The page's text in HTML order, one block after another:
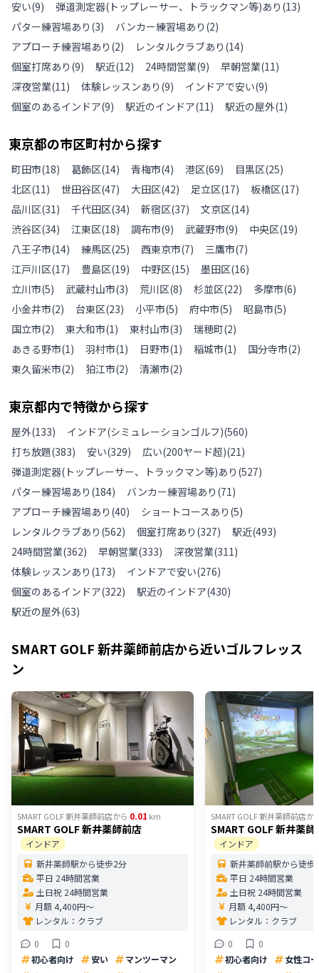
安い(9) 弾道測定器(トップレーサー、トラックマン等)あり (13)
パター練習場あり (3) バンカー練習場あり (2)
アプローチ練習場あり (2) レンタルクラブあり (14)
個室打席あり (9) 駅近(12) 24時間営業(9) 早朝営業(11)
深夜営業(11) 体験レッスンあり (9) インドアで安い(9)
個室のあるインドア(9) 駅近のインドア(11) 駅近の屋外(1)
東京都の市区町村から探す
町田市(18) 葛飾区(14) 青梅市(4) 港区(69) 目黒区(25)
北区(11) 世田谷区(47) 大田区(42) 足立区(17) 板橋区(17)
品川区(31) 千代田区(34) 新宿区(37) 文京区(14)
渋谷区(34) 江東区(18) 調布市(9) 武蔵野市(9) 中央区(19)
八王子市(14) 練馬区(25) 西東京市(7) 三鷹市(7)
江戸川区(17) 豊島区(19) 中野区(15) 墨田区(16)
立川市(5) 武蔵村山市(3) 荒川区(8) 杉並区(22) 多摩市(6)
小金井市(2) 台東区(23) 小平市(5) 府中市(5) 昭島市(5)
国立市(2) 東大和市(1) 東村山市(3) 瑞穂町(2)
あきる野市(1) 羽村市(1) 日野市(1) 稲城市(1) 国分寺市(2)
東久留米市(2) 狛江市(2) 清瀬市(2)
東京都内で特徴から探す
屋外(133) インドア(シミュレーションゴルフ)(560)
打ち放題(383) 安い(329) 広い(200ヤード超)(21)
弾道測定器(トップレーサー、トラックマン等)あり (527)
パター練習場あり (184) バンカー練習場あり (71)
アプローチ練習場あり (40) ショートコースあり (5)
レンタルクラブあり (562) 個室打席あり (327) 駅近(493)
24時間営業(362) 早朝営業(333) 深夜営業(311)
体験レッスンあり (173) インドアで安い(276)
個室のあるインドア(322) 駅近のインドア(430)
駅近の屋外(63)
SMART GOLF 新井薬師前店から近いゴルフレッス
ン
SMART GOLF 新井薬師前店から 0.01 km
SMART GOLF 新井薬師前店
インドア
新井薬師駅から徒歩2分
平日 24時間営業
土日祝 24時間営業
月額 4,400円〜
レンタル： クラブ
0
0
初心者向け
安い
マンツーマン
SMART GOLF 新井薬師前店か
SMART GOLF 新井薬師
インドア
新井薬師前駅から徒歩
平日 24時間営業
土日祝 24時間営業
月額 4,400円〜
レンタル： クラブ
0
0
初心者向け
女性コ